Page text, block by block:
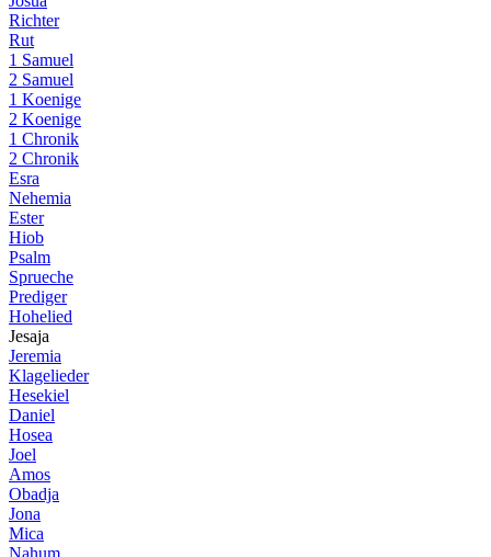
Richter
Rut
1 Samuel
2 Samuel
1 Koenige
2 Koenige
1 Chronik
2 Chronik
Esra
Nehemia
Ester
Hiob
Psalm
Sprueche
Prediger
Hohelied
Jesaja
Jeremia
Klagelieder
Hesekiel
Daniel
Hosea
Joel
Amos
Obadja
Jona
Mica